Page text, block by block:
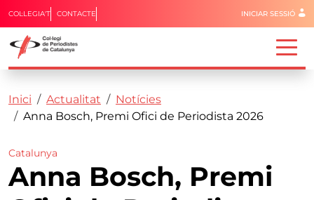
Vés al contingut
Capçalera
COL·LEGIA'T CONTACTE Menú del
INICIAR SESSIÓ
Fil d'ariadna
Inici Actualitat
Notícies
Anna Bosch, Premi Ofici de Periodista 2026
Catalunya
Anna Bosch, Premi